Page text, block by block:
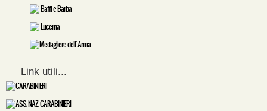
Baffi e Barba
Lucerna
Medagliere dell´Arma
Link utili...
CARABINIERI
ASS. NAZ. CARABINIERI